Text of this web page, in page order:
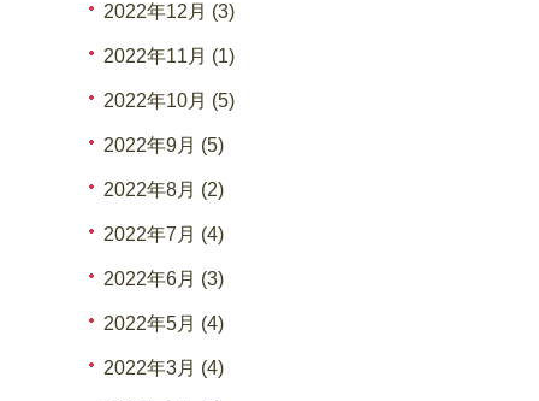
2022年12月 (3)
2022年11月 (1)
2022年10月 (5)
2022年9月 (5)
2022年8月 (2)
2022年7月 (4)
2022年6月 (3)
2022年5月 (4)
2022年3月 (4)